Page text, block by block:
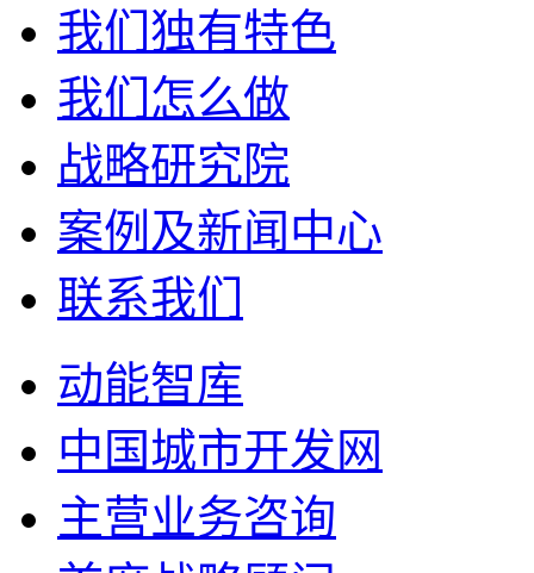
我们独有特色
我们怎么做
战略研究院
案例及新闻中心
联系我们
动能智库
中国城市开发网
主营业务咨询